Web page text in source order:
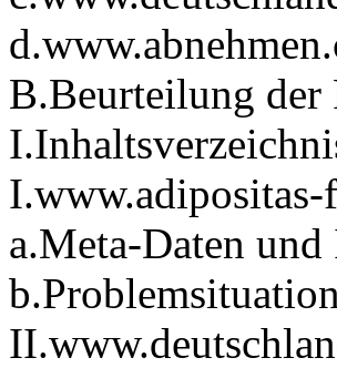
B.Beurteilung der
I.www.adipositas-
a.Meta-Daten und
b.Problemsituation